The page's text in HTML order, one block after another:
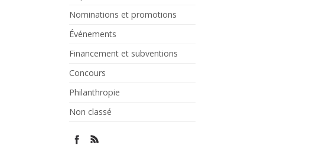
Nominations et promotions
Événements
Financement et subventions
Concours
Philanthropie
Non classé